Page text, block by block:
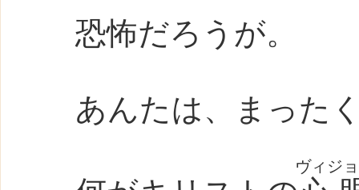
恐怖だろうが。
あんたは、まった
ヴィジ